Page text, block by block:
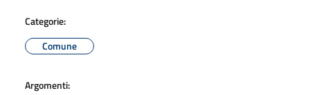
Categorie:
Comune
Argomenti: